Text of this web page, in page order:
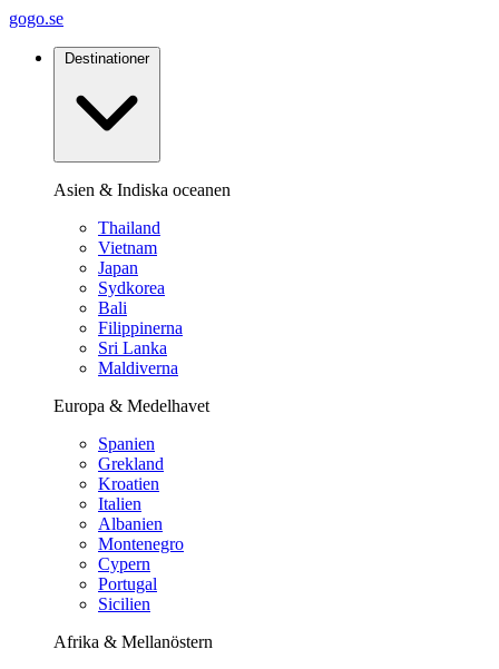
gogo.se
Destinationer
Asien & Indiska oceanen
Thailand
Vietnam
Japan
Sydkorea
Bali
Filippinerna
Sri Lanka
Maldiverna
Europa & Medelhavet
Spanien
Grekland
Kroatien
Italien
Albanien
Montenegro
Cypern
Portugal
Sicilien
Afrika & Mellanöstern